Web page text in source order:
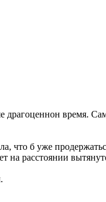
время.
что б уже
на расстоянии